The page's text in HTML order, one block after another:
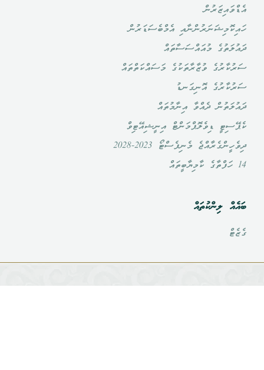
އެޑްވައިޒަރުން
ހައިކޮމިޝަނަރުންނާއި އެމްބެސަޑަރުން
ދައުލަތުގެ މުއައްސަސާތައް
ސަރުކާރުގެ ވުޒާރާތަކުގެ މަސައްކަތްތައް
ސަރުކާރުގެ އޮނިގަނޑު
ދައުލަތުން ދެއްވާ އިނާމުތައް
ކެޕޭސިޓީ ޑިވެލޮޕްމަންޓް އިނީޝިއޭޓިވް
ދިވެހީންގެރާއްޖެ މެނިފެސްޓޯ 2023-2028
ބައެއް ލިންކުތައް
ގެޒެޓް